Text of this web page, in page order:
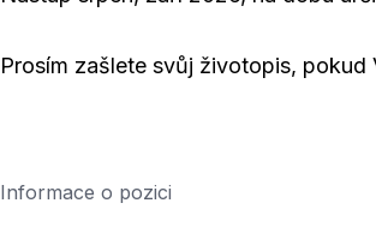
Prosím zašlete svůj životopis, pokud
Informace o pozici